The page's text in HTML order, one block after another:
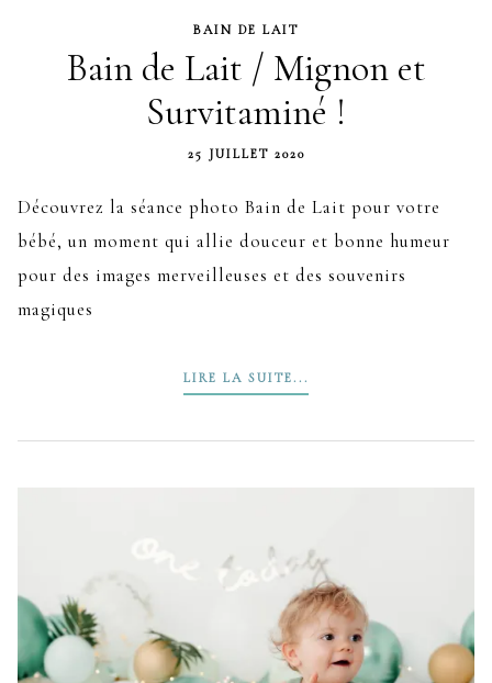
BAIN DE LAIT
Bain de Lait / Mignon et
Survitaminé !
25 JUILLET 2020
Découvrez la séance photo Bain de Lait pour votre
bébé, un moment qui allie douceur et bonne humeur
pour des images merveilleuses et des souvenirs
magiques
LIRE LA SUITE...